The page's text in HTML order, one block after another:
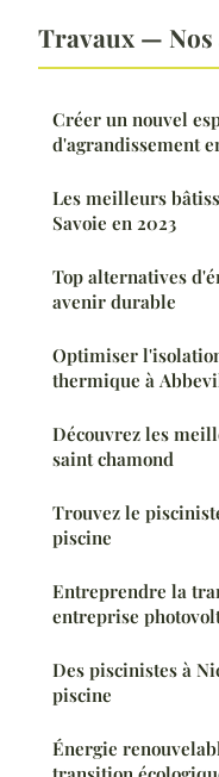
Travaux —
Créer un nouvel
d'agrandissement
Les meilleurs
Savoie en 2023
Top alternatives
avenir durable
Optimiser
thermique à
Découvrez les
saint chamond
Trouvez le
piscine
Entreprendre la
entreprise
Des piscinistes à
piscine
Énergie